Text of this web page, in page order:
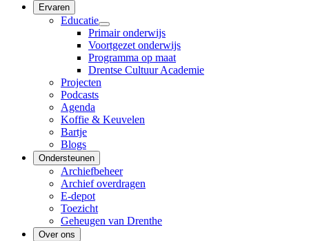
Ervaren
Educatie
Primair onderwijs
Voortgezet onderwijs
Programma op maat
Drentse Cultuur Academie
Projecten
Podcasts
Agenda
Koffie & Keuvelen
Bartje
Blogs
Ondersteunen
Archiefbeheer
Archief overdragen
E-depot
Toezicht
Geheugen van Drenthe
Over ons